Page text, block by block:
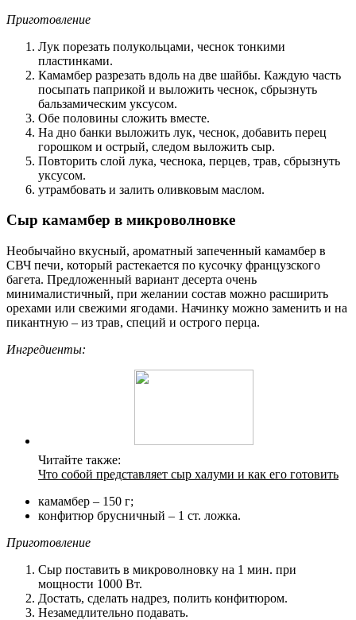
Приготовление
Лук порезать полукольцами, чеснок тонкими
пластинками.
Камамбер разрезать вдоль на две шайбы. Каждую часть
посыпать паприкой и выложить чеснок, сбрызнуть
бальзамическим уксусом.
Обе половины сложить вместе.
На дно банки выложить лук, чеснок, добавить перец
горошком и острый, следом выложить сыр.
Повторить слой лука, чеснока, перцев, трав, сбрызнуть
уксусом.
утрамбовать и залить оливковым маслом.
Сыр камамбер в микроволновке
Необычайно вкусный, ароматный запеченный камамбер в
СВЧ печи, который растекается по кусочку французского
багета. Предложенный вариант десерта очень
минималистичный, при желании состав можно расширить
орехами или свежими ягодами. Начинку можно заменить и на
пикантную – из трав, специй и острого перца.
Ингредиенты:
Читайте также:
Что собой представляет сыр халуми и как его готовить
камамбер – 150 г;
конфитюр брусничный – 1 ст. ложка.
Приготовление
Сыр поставить в микроволновку на 1 мин. при
мощности 1000 Вт.
Достать, сделать надрез, полить конфитюром.
Незамедлительно подавать.